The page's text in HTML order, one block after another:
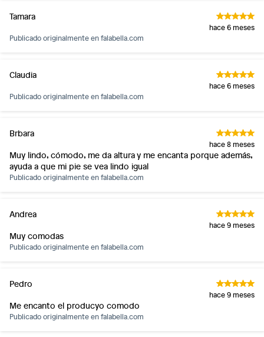
Tamara
hace 6 meses
Publicado originalmente enfalabella.com
Claudia
hace 6 meses
Publicado originalmente enfalabella.com
Brbara
hace 8 meses
Muy lindo, cómodo, me da altura y me encanta porque además,
ayuda a que mi pie se vea lindo igual
Publicado originalmente enfalabella.com
Andrea
hace 9 meses
Muy comodas
Publicado originalmente enfalabella.com
Pedro
hace 9 meses
Me encanto el producyo comodo
Publicado originalmente enfalabella.com